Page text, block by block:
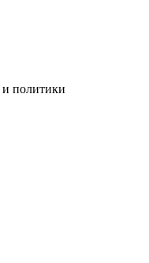
и политики